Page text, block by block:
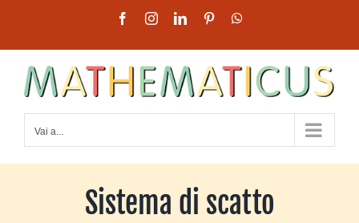
contenuto
FacebookInstagramLinkedInPinterest
Vai a...
Sistema di scatto